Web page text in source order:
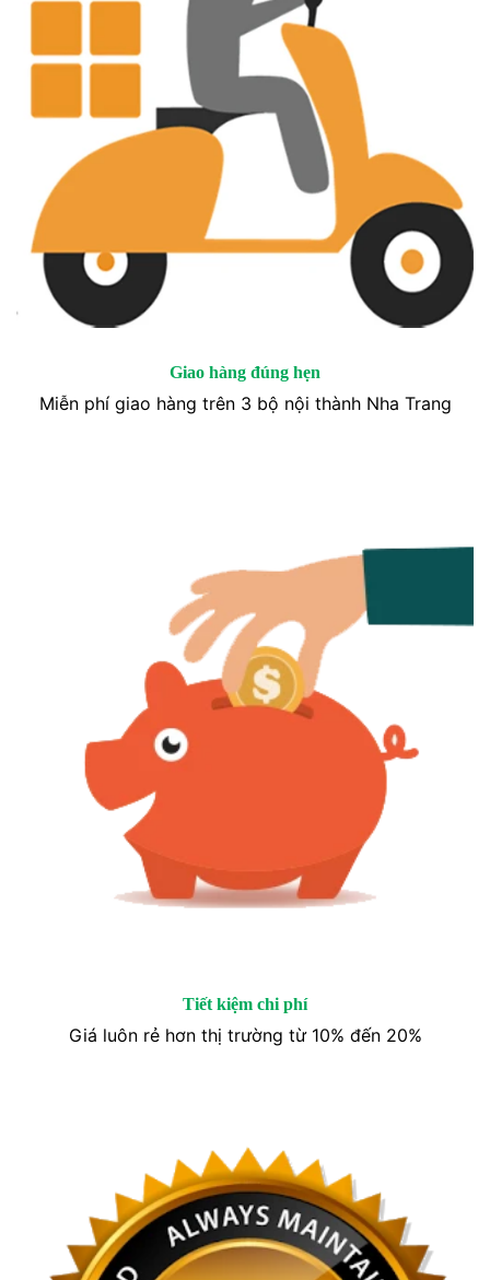
Giao hàng đúng hẹn
Miễn phí giao hàng trên 3 bộ nội thành Nha Trang
Tiết kiệm chi phí
Giá luôn rẻ hơn thị trường từ 10% đến 20%